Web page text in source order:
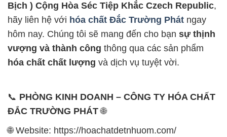
Bịch ) Cộng Hòa Séc Tiệp Khắc Czech Republic,
hãy liên hệ với hóa chất Đắc Trường Phát ngay
hôm nay. Chúng tôi sẽ mang đến cho bạn sự thịnh
vượng và thành công thông qua các sản phẩm
hóa chất chất lượng và dịch vụ tuyệt vời.
📞 PHÒNG KINH DOANH – CÔNG TY HÓA CHẤT
ĐẮC TRƯỜNG PHÁT🌐
🌐 Website: https://hoachatdetnhuom.com/